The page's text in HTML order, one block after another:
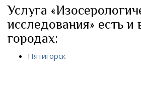
Услуга
исследования» есть и
городах:
Пятигорск